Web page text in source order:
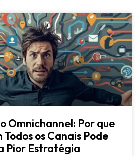
Omnichannel: Por que
Todos os Canais Pode
Pior Estratégia